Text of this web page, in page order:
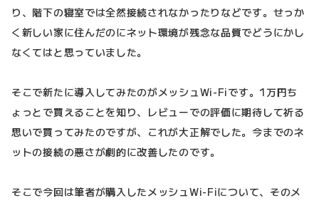
り、階下の寝室では全然接続されなかったりなどです。せっか
く新しい家に住んだのにネット環境が残念な品質でどうにかし
なくてはと思っていました。
そこで新たに導入してみたのがメッシュWi-Fiです。1万円ち
ょっとで買えることを知り、レビューでの評価に期待して祈る
思いで買ってみたのですが、これが大正解でした。今までのネ
ットの接続の悪さが劇的に改善したのです。
そこで今回は筆者が購入したメッシュWi-Fiについて、そのメ